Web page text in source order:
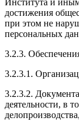
Института и
достижения
при этом не
персональных
3.2.3.
3.2.3.1.
3.2.3.2.
деятельности, в